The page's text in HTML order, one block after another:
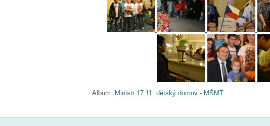
Album: Ministr 17.11. dětský domov - MŠMT